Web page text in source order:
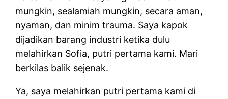
mungkin, sealamiah mungkin, secara aman,
nyaman, dan minim trauma. Saya kapok
dijadikan barang industri ketika dulu
melahirkan Sofia, putri pertama kami. Mari
berkilas balik sejenak.
Ya, saya melahirkan putri pertama kami di